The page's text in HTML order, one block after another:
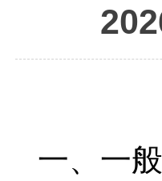
一、一